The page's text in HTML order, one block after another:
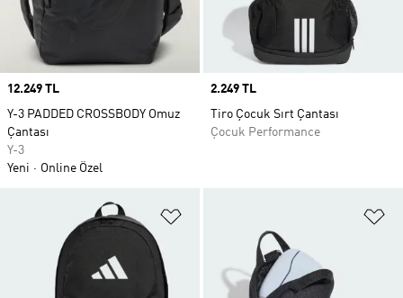
Price
12.249 TL
Y-3 PADDED CROSSBODY Omuz
Çantası
Y-3
Yeni
Online Özel
Price
2.249 TL
Tiro Çocuk Sırt Çantası
Çocuk Performance